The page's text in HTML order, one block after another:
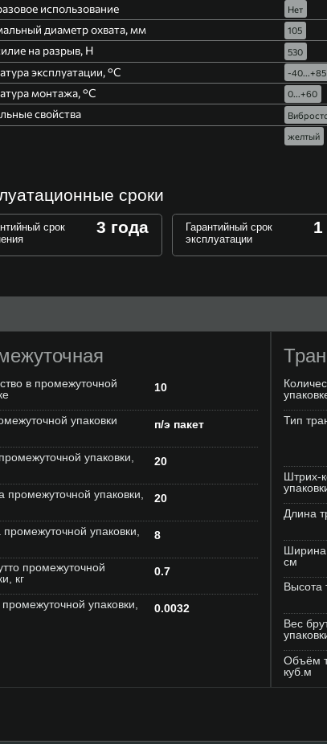
использование Нет
диаметр охвата, мм 105
на разрыв, Н 530
эксплуатации, °C -40...+85
монтажа, °C 0...+60
свойства
желтый
сроки
срок
3 года
Гарантийный срок
эксплуатации
1
в промежуточной
10
упаковки п/э пакет
упаковки,
20
промежуточной упаковки,
20
упаковки,
8
промежуточной
кг
0.7
упаковки,
0.0032
Тип
Штрих-
Длина
Ширина
см
Высота
Вес
Объём
куб.м